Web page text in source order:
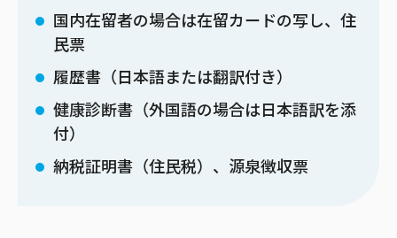
国内在留者の場合は在留カードの写し、住
民票
履歴書（日本語または翻訳付き）
健康診断書（外国語の場合は日本語訳を添
付）
納税証明書（住民税）、源泉徴収票